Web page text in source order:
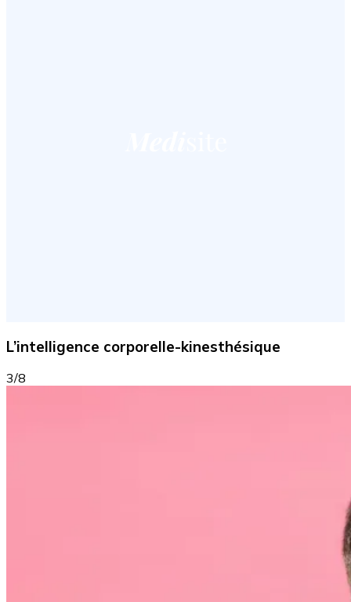
L’intelligence corporelle-kinesthésique
3/8